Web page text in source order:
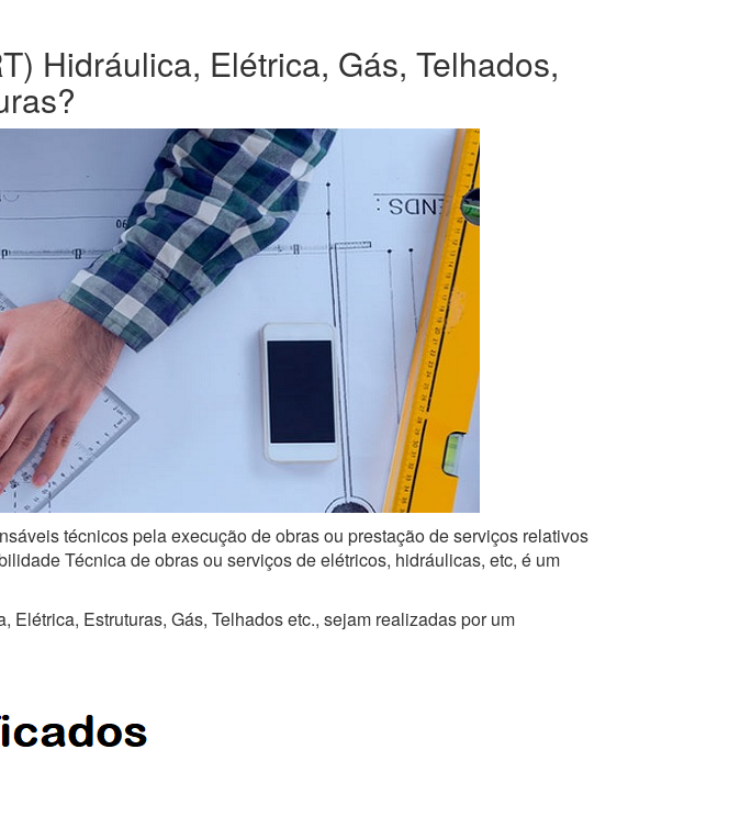
Hidráulica, Elétrica, Gás, Telhados,
técnicos pela execução de obras ou prestação de serviços relativos
Técnica de obras ou serviços de elétricos, hidráulicas, etc, é um
Estruturas, Gás, Telhados etc., sejam realizadas por um